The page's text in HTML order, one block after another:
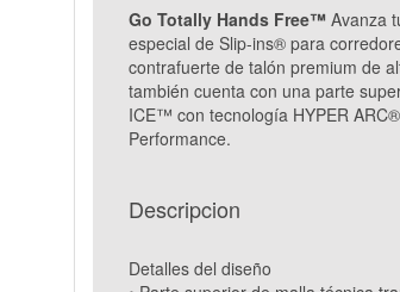
Go Totally Hands Free™ Avanza
especial de Slip-ins® para
contrafuerte de talón premium de
también cuenta con una parte
ICE™ con tecnología HYPER
Performance.
Descripcion
Detalles del diseño